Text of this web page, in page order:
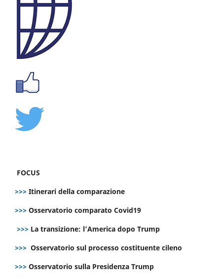
FOCUS
>>> Itinerari della comparazione
>>> Osservatorio comparato Covid19
>>> La transizione: l’America dopo Trump
>>> Osservatorio sul processo costituente cileno
>>> Osservatorio sulla Presidenza Trump